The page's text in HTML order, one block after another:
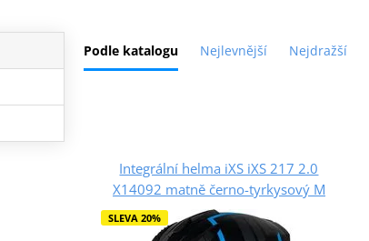
Podle katalogu Nejlevnější Nejdražší
Integrální helma iXS iXS 217 2.0
X14092 matně černo-tyrkysový M
SLEVA 20%